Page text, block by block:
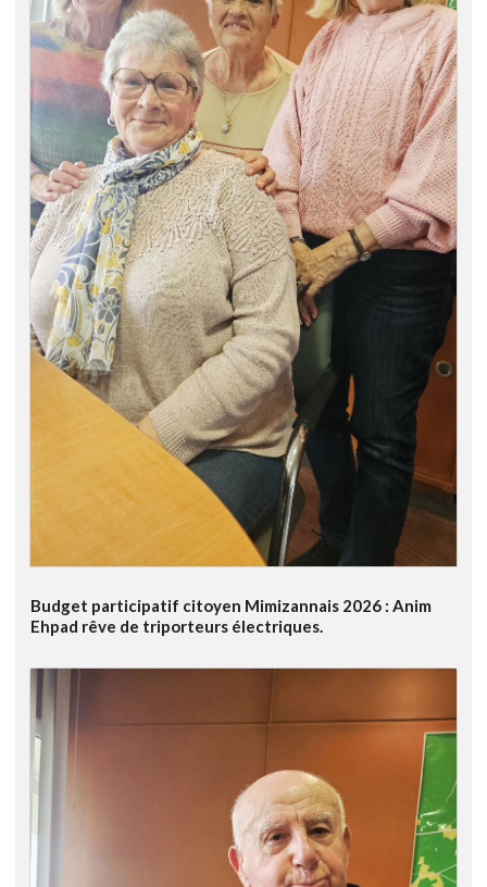
Budget participatif citoyen Mimizannais 2026 : Anim
Ehpad rêve de triporteurs électriques.